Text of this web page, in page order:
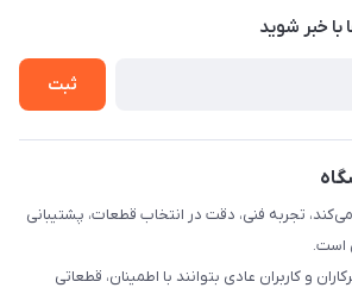
خبر شوید
ثبت
می‌کند، تجربه فنی، دقت در انتخاب قطعات، پشتیبانی
است.
و کاربران عادی بتوانند با اطمینان، قطعاتی